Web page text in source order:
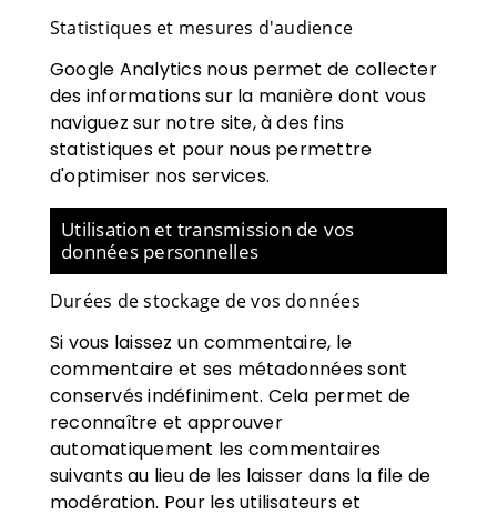
Statistiques et mesures d'audience
Google Analyticsnous permet de collecter
des informations sur la manière dont vous
naviguez sur notre site, à des fins
statistiques et pour nous permettre
d'optimiser nos services.
Utilisation et transmission de vos
données personnelles
Durées de stockage de vos données
Si vous laissez un commentaire, le
commentaire et ses métadonnées sont
conservés indéfiniment. Cela permet de
reconnaître et approuver
automatiquement les commentaires
suivants au lieu de les laisser dans la file de
modération. Pour les utilisateurs et